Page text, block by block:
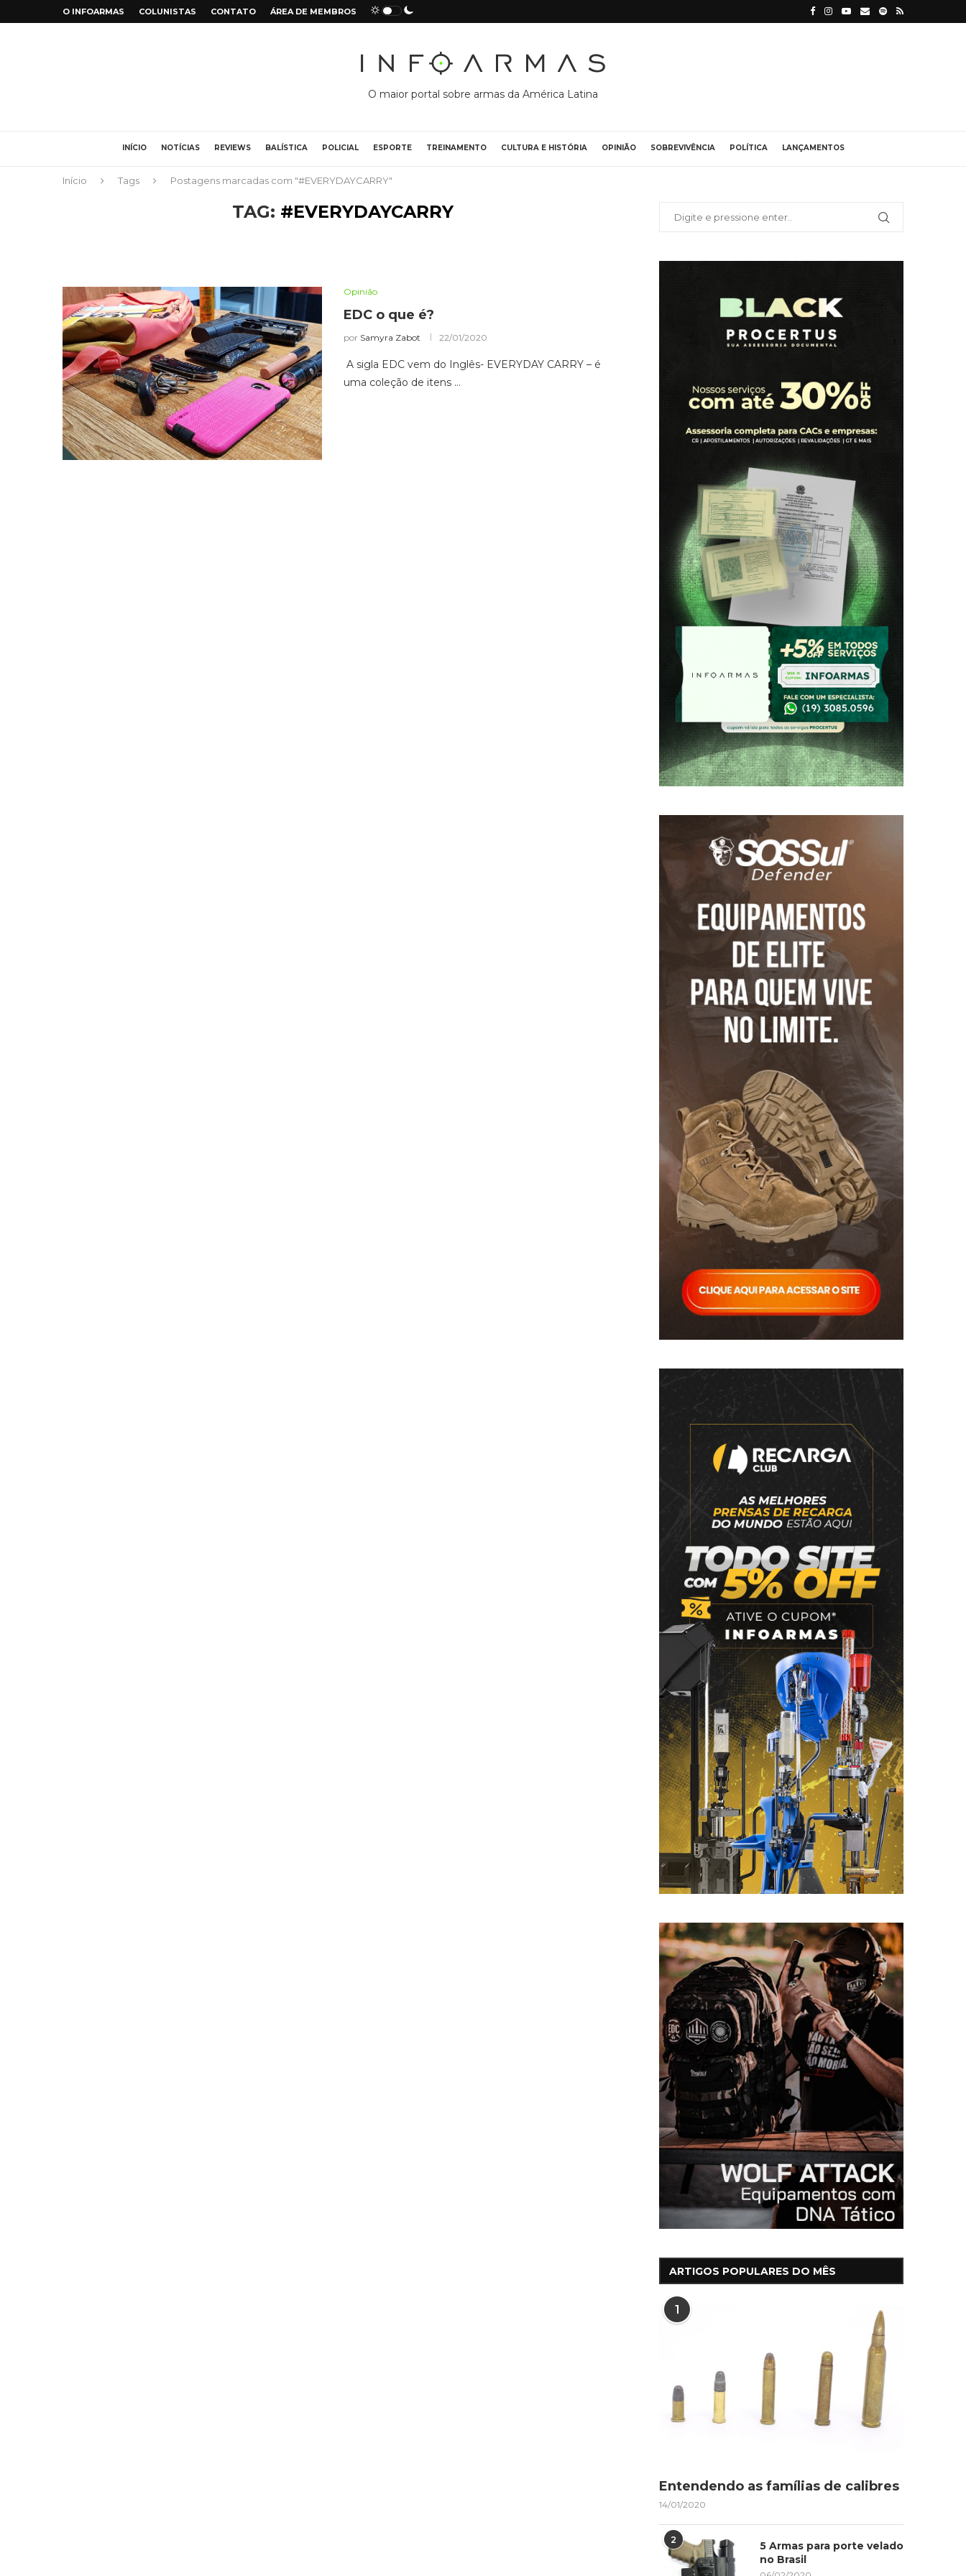
O INFOARMAS COLUNISTAS CONTATO ÁREA DE MEMBROS
O maior portal sobre armas da América Latina
INÍCIO NOTÍCIAS REVIEWS BALÍSTICA POLICIAL ESPORTE TREINAMENTO CULTURA E HISTÓRIA OPINIÃO SOBREVIVÊNCIA POLÍTICA LANÇAMENTOS
Início Tags Postagens marcadas com "#EVERYDAYCARRY"
TAG: #EVERYDAYCARRY
Opinião
EDC o que é?
por Samyra Zabot 22/01/2020
A sigla EDC vem do Inglês- EVERYDAY CARRY – é
uma coleção de itens …
ARTIGOS POPULARES DO MÊS
1
Entendendo as famílias de calibres
14/01/2020
2
5 Armas para porte velado
no Brasil